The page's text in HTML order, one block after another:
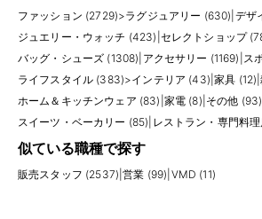
ファッション (2729)>ラグジュアリー (630) デザ
ジュエリー・ウォッチ (423) セレクトショップ
バッグ・シューズ (1308) アクセサリー (1169) ス
ライフスタイル (383)>インテリア (43) |家具 (12) |
ホーム＆キッチンウェア (83) 家電 (8) その他 (93)
スイーツ・ベーカリー (85) レストラン・専門料理
似ている職種で探す
販売スタッフ (2537) |営業 (99) VMD (11)